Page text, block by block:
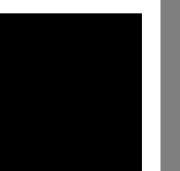
國20世紀現代樂派作曲家
滿著音樂的魔幻、舞蹈、
國凜冬中熱情不滅的創造